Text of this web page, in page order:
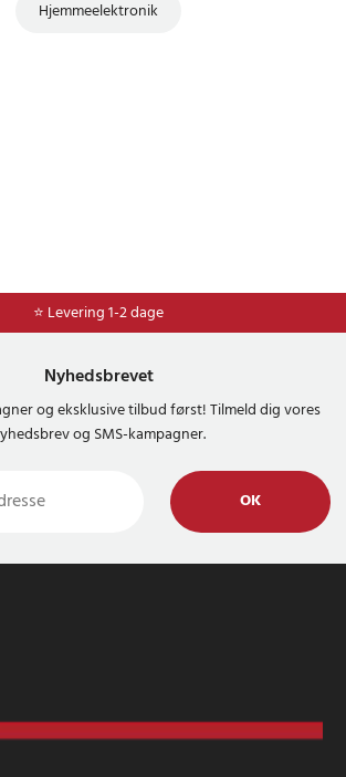
Hjemmeelektronik
⭐ Levering 1-2 dage
Nyhedsbrevet
og eksklusive tilbud først! Tilmeld dig vores
og SMS-kampagner.
OK